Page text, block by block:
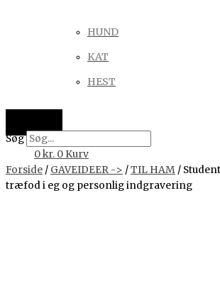
HUND
KAT
HEST
Søg
0kr. 0 Kurv
Forside / GAVEIDEER -> /TIL HAM /
træfod i eg og personlig indgravering